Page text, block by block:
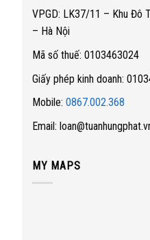
VPGD: LK37/11 – Khu Đô
– Hà Nội
Mã số thuế: 0103463024
Giấy phép kinh doanh:
Mobile: 0867.002.368
Email:
MY MAPS